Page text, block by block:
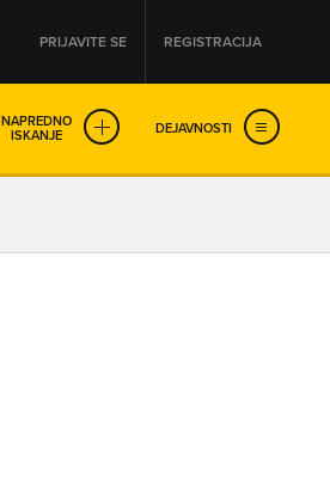
PRIJAVITE SE REGISTRACIJA
NAPREDNO
ISKANJE DEJAVNOSTI